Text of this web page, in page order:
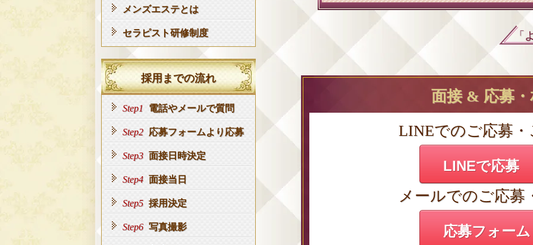
「
面接 & 応募
LINEでのご応募
LINEで応募
メールでのご応募
応募フォーム
メンズエステとは
セラピスト研修制度
採用までの流れ
Step1 電話やメールで質問
Step2 応募フォームより応募
Step3 面接日時決定
Step4 面接当日
Step5 採用決定
Step6 写真撮影